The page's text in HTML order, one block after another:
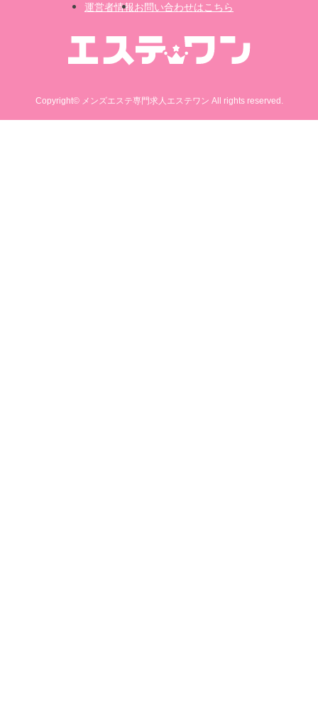
運営者情報お問い合わせはこちら
Copyright© メンズエステ専門求人エステワン All rights reserved.